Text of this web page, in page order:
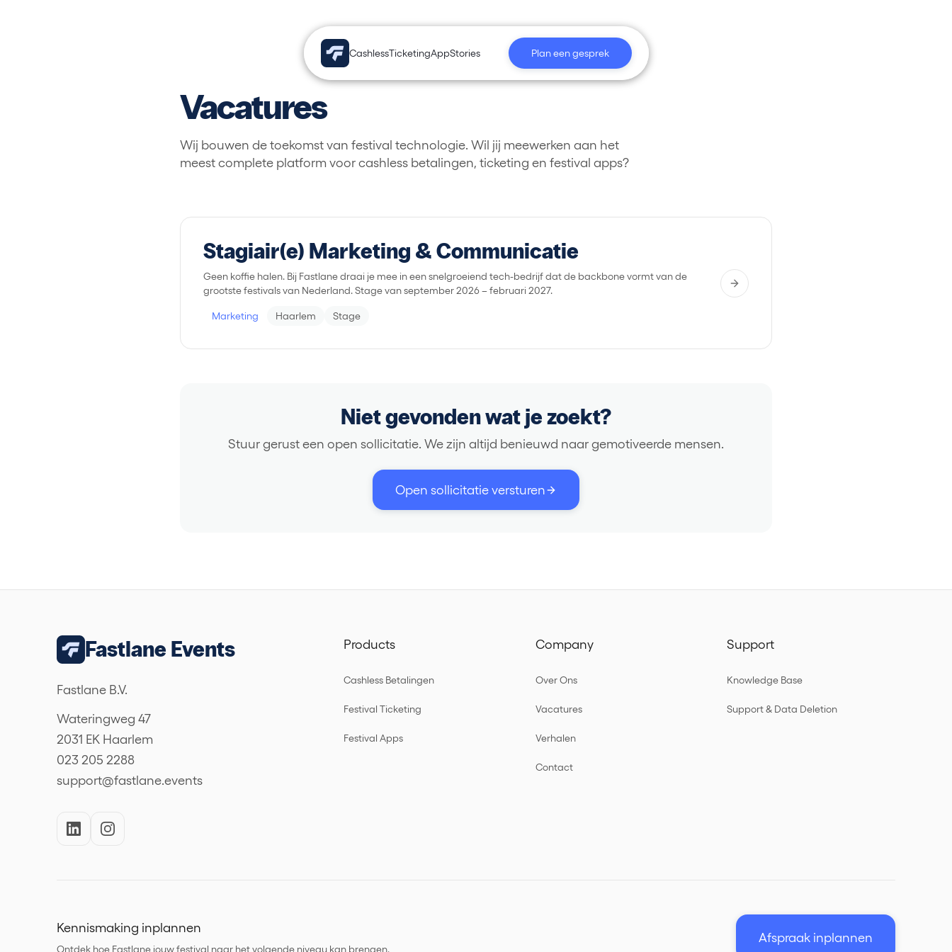
CashlessTicketingAppStories Plan een gesprek
Vacatures
Wij bouwen de toekomst van festival technologie. Wil jij meewerken aan het
meest complete platform voor cashless betalingen, ticketing en festival apps?
Stagiair(e) Marketing & Communicatie
Geen koffie halen. Bij Fastlane draai je mee in een snelgroeiend tech-bedrijf dat de backbone vormt van de
grootste festivals van Nederland. Stage van september 2026 – februari 2027.
Marketing Haarlem Stage
Niet gevonden wat je zoekt?
Stuur gerust een open sollicitatie. We zijn altijd benieuwd naar gemotiveerde mensen.
Open sollicitatie versturen
Fastlane Events
Fastlane B.V.
Wateringweg 47
2031 EK Haarlem
023 205 2288
support@fastlane.events
Products
Cashless Betalingen
Festival Ticketing
Festival Apps
Company
Over Ons
Vacatures
Verhalen
Contact
Support
Knowledge Base
Support & Data Deletion
Kennismaking inplannen
Ontdek hoe Fastlane jouw festival naar het volgende niveau kan brengen.
Afspraak inplannen